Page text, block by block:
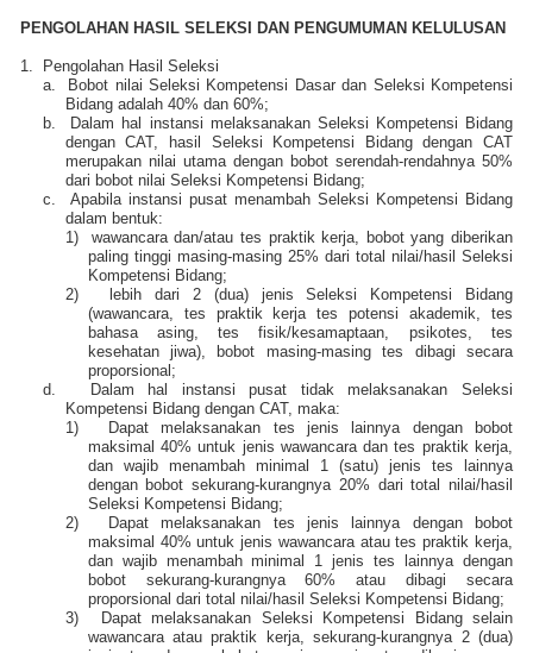
PENGOLAHAN HASIL SELEKSI DAN PENGUMUMAN KELULUSAN
1.
Pengolahan Hasil Seleksi
a.
Bobot nilai Seleksi Kompetensi Dasar dan Seleksi Kompetensi
Bidang adalah 40% dan 60%;
b.
Dalam hal instansi melaksanakan Seleksi Kompetensi Bidang
dengan CAT, hasil Seleksi Kompetensi Bidang dengan CAT
merupakan nilai utama dengan bobot serendah-rendahnya 50%
dari bobot nilai Seleksi Kompetensi Bidang;
c.
Apabila instansi pusat menambah Seleksi Kompetensi Bidang
dalam bentuk:
1)
wawancara dan/atau tes praktik kerja, bobot yang diberikan
paling tinggi masing-masing 25% dari total nilai/hasil Seleksi
Kompetensi Bidang;
2)
lebih dari 2 (dua) jenis Seleksi Kompetensi Bidang
(wawancara, tes praktik kerja tes potensi akademik, tes
bahasa asing, tes fisik/kesamaptaan, psikotes, tes
kesehatan jiwa), bobot masing-masing tes dibagi secara
proporsional;
d.
Dalam hal instansi pusat tidak melaksanakan Seleksi
Kompetensi Bidang dengan CAT, maka:
1)
Dapat melaksanakan tes jenis lainnya dengan bobot
maksimal 40% untuk jenis wawancara dan tes praktik kerja,
dan wajib menambah minimal 1 (satu) jenis tes lainnya
dengan bobot sekurang-kurangnya 20% dari total nilai/hasil
Seleksi Kompetensi Bidang;
2)
Dapat melaksanakan tes jenis lainnya dengan bobot
maksimal 40% untuk jenis wawancara atau tes praktik kerja,
dan wajib menambah minimal 1 jenis tes lainnya dengan
bobot sekurang-kurangnya 60% atau dibagi secara
proporsional dari total nilai/hasil Seleksi Kompetensi Bidang;
3)
Dapat melaksanakan Seleksi Kompetensi Bidang selain
wawancara atau praktik kerja, sekurang-kurangnya 2 (dua)